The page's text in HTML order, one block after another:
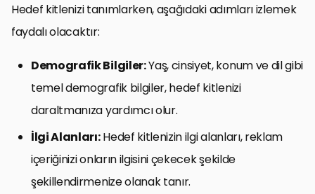
Hedef kitlenizi tanımlarken, aşağıdaki adımları izlemek
faydalı olacaktır:
Demografik Bilgiler:Yaş, cinsiyet, konum ve dil gibi
temel demografik bilgiler, hedef kitlenizi
daraltmanıza yardımcı olur.
İlgi Alanları:Hedef kitlenizin ilgi alanları, reklam
içeriğinizi onların ilgisini çekecek şekilde
şekillendirmenize olanak tanır.